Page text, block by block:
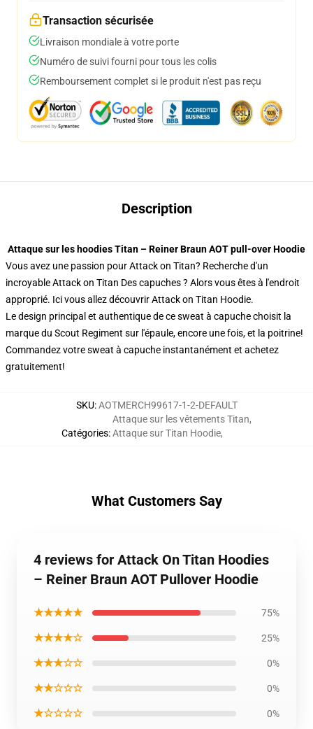
Transaction sécurisée
Livraison mondiale à votre porte
Numéro de suivi fourni pour tous les colis
Remboursement complet si le produit n'est pas reçu
Description
Attaque sur les hoodies Titan – Reiner Braun AOT pull-over Hoodie
Vous avez une passion pour Attack on Titan? Recherche d'un
incroyable Attack on Titan Des capuches ? Alors vous êtes à l'endroit
approprié. Ici vous allez découvrir Attack on Titan Hoodie.
Le design principal et authentique de ce sweat à capuche choisit la
marque du Scout Regiment sur l'épaule, encore une fois, et la poitrine!
Commandez votre sweat à capuche instantanément et achetez
gratuitement!
SKU:AOTMERCH99617-1-2-DEFAULT
Catégories:
Attaque sur les vêtements Titan,
Attaque sur Titan Hoodie,
What Customers Say
4 reviews for Attack On Titan Hoodies
– Reiner Braun AOT Pullover Hoodie
★★★★★ 75%
★★★★☆ 25%
★★★☆☆ 0%
★★☆☆☆ 0%
★☆☆☆☆ 0%